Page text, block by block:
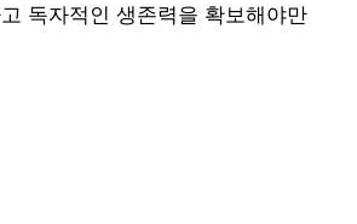
독자적인 생존력을 확보해야만